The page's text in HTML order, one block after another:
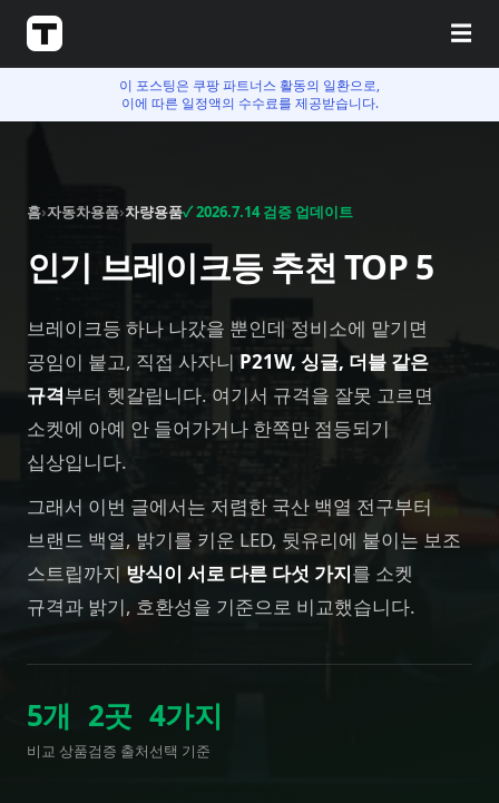
☰
이 포스팅은 쿠팡 파트너스 활동의 일환으로,
이에 따른 일정액의 수수료를 제공받습니다.
홈›자동차용품›차량용품✓2026.7.14검증 업데이트
인기 브레이크등 추천 TOP 5
브레이크등 하나 나갔을 뿐인데 정비소에 맡기면
공임이 붙고, 직접 사자니 P21W, 싱글, 더블 같은
규격부터 헷갈립니다. 여기서 규격을 잘못 고르면
소켓에 아예 안 들어가거나 한쪽만 점등되기
십상입니다.
그래서 이번 글에서는 저렴한 국산 백열 전구부터
브랜드 백열, 밝기를 키운 LED, 뒷유리에 붙이는 보조
스트립까지 방식이 서로 다른 다섯 가지를 소켓
규격과 밝기, 호환성을 기준으로 비교했습니다.
5개
비교 상품
2곳
검증 출처
4가지
선택 기준